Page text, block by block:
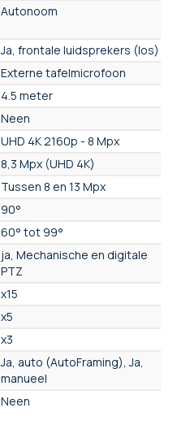
Autonoom
Ja, frontale luidsprekers (los)
Externe tafelmicrofoon
4.5 meter
Neen
UHD 4K 2160p - 8 Mpx
8,3 Mpx (UHD 4K)
Tussen 8 en 13 Mpx
90°
60° tot 99°
ja, Mechanische en digitale
PTZ
x15
x5
x3
Ja, auto (AutoFraming), Ja,
manueel
Neen